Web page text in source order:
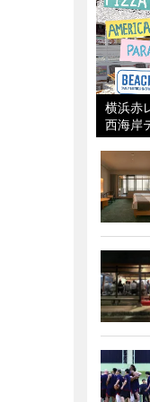
横浜赤
西海岸